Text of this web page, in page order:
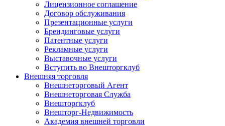
Лицензионное соглашение
Договор обслуживания
Презентационные услуги
Брендинговые услуги
Патентные услуги
Рекламные услуги
Выставочные услуги
Вступить во Внешторгклуб
Внешняя торговля
Внешнеторговый Агент
Внешнеторговая Служба
Внешторгклуб
Внешторг-Недвижимость
Академия внешней торговли